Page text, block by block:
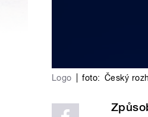
Logo foto: Český